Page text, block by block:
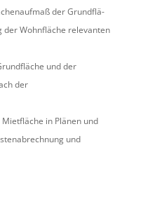
der Grund­flä­
der Wohnfläche relevanten
und der
der
in Plänen und
und